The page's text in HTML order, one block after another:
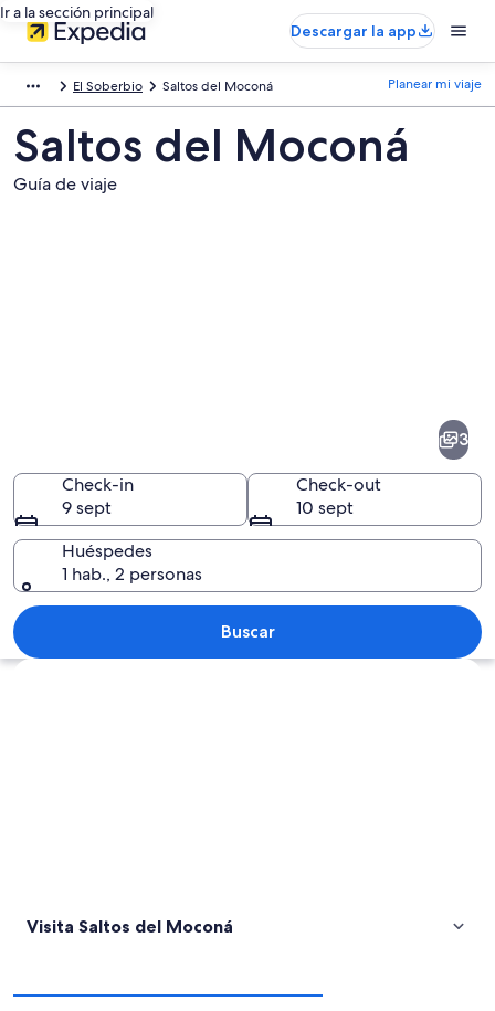
Ir a la sección principal
Descargar la app
El Soberbio Saltos del Moconá Planear mi viaje
Saltos del Moconá
Guía de viaje
Moconá
Una cascada grande con varias caídas.
3
Check-in
9 sept
Check-out
10 sept
Huéspedes
1 hab., 2 personas
Buscar
Ver mapa
Visita Saltos del Moconá